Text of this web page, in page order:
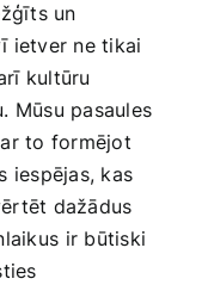
un
ietver ne tikai
kultūru
⁤Mūsu pasaules
to formējot
iespējas, kas
dažādus
⁣ir būtiski